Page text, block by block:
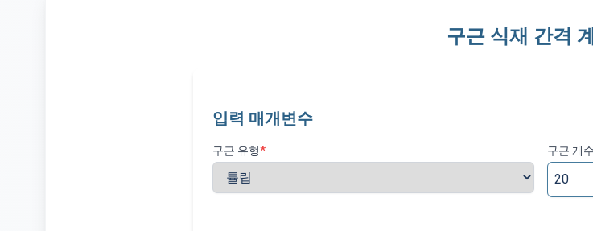
구근 식재 간격
입력 매개변수
구근 유형* 구근 개수